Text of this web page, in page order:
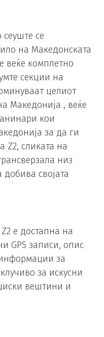
се
на Македонската
веќе комплетно
секции на
целиот
Македонија , веќе
кои
за да ги
Z2, сликата на
низ
добива својата
е достапна на
GPS записи, опис
за
за искусни
вештини и